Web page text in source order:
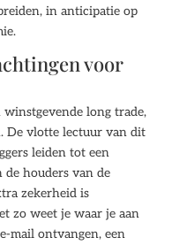
in anticipatie op
voor
long trade,
De vlotte lectuur van dit
leiden tot een
de houders van de
zekerheid is
zo weet je waar je aan
mail ontvangen, een